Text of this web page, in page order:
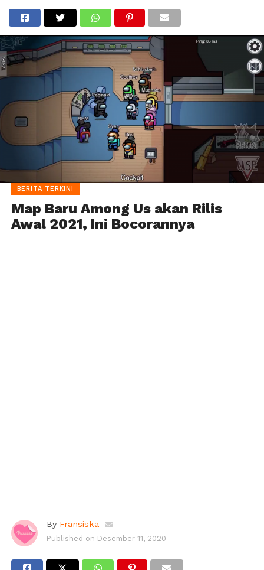
BERITA TERKINI
Map Baru Among Us akan Rilis
Awal 2021, Ini Bocorannya
By Fransiska
Published on Desember 11, 2020